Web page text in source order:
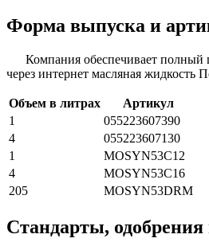
Форма выпуска и
Компания обеспечивает полный
через интернет масляная
Объем в литрах
Артикул
1
055223607390
4
055223607130
1
MOSYN53C12
4
MOSYN53C16
205
MOSYN53DRM
Стандарты,